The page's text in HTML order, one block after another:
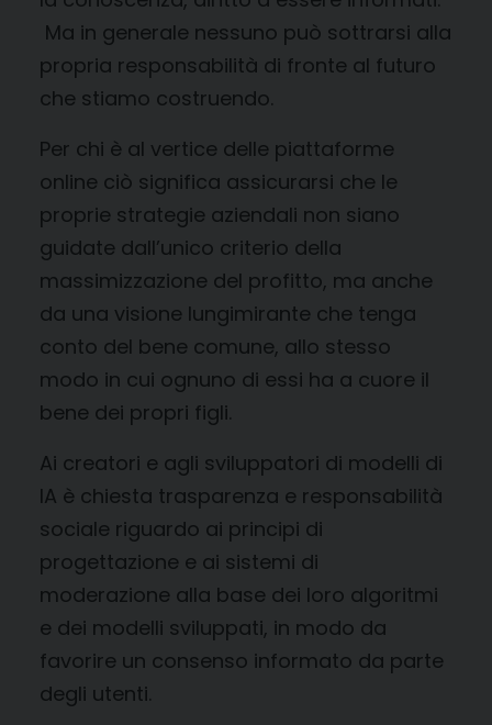
Ma in generale nessuno può sottrarsi alla
propria responsabilità di fronte al futuro
che stiamo costruendo.
Per chi è al vertice delle piattaforme
online ciò significa assicurarsi che le
proprie strategie aziendali non siano
guidate dall’unico criterio della
massimizzazione del profitto, ma anche
da una visione lungimirante che tenga
conto del bene comune, allo stesso
modo in cui ognuno di essi ha a cuore il
bene dei propri figli.
Ai creatori e agli sviluppatori di modelli di
IA è chiesta trasparenza e responsabilità
sociale riguardo ai principi di
progettazione e ai sistemi di
moderazione alla base dei loro algoritmi
e dei modelli sviluppati, in modo da
favorire un consenso informato da parte
degli utenti.